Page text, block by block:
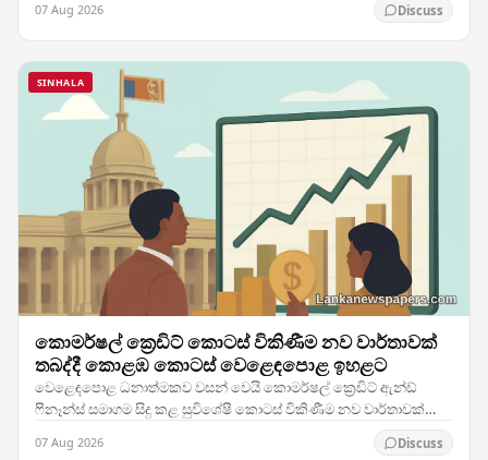
07 Aug 2026 Discuss
SINHALA
කොමර්ෂල් ක්‍රෙඩිට් කොටස් විකිණීම නව වාර්තාවක්
තබද්දී කොළඹ කොටස් වෙළෙඳපොළ ඉහළට
වෙළෙඳපොළ ධනාත්මකව වසන් වෙයි කොමර්ෂල් ක්‍රෙඩිට් ඇන්ඩ්
ෆිනෑන්ස් සමාගම සිදු කළ සුවිශේෂී කොටස් විකිණීම නව වාර්තාවක්
07 Aug 2026 Discuss